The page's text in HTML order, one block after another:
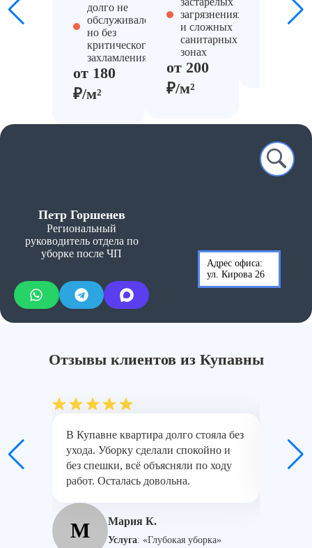
Глубокая очистка кухни от жира и нагара
Очистка балкона от хлама
от
5500
долго не
обслуживалось,
но без
критического
захламления
от 180
₽/м²
загрязнениях
и сложных
санитарных
зонах
от 200
₽/м²
Петр Горшенев
Региональный
руководитель отдела по
уборке после ЧП
Адрес офиса:
ул. Кирова 26
Отзывы клиентов из Купавны
В Купавне квартира долго стояла без
ухода. Уборку сделали спокойно и
без спешки, всё объясняли по ходу
работ. Осталась довольна.
М Мария К.
Услуга: «Глубокая уборка»
в
стены